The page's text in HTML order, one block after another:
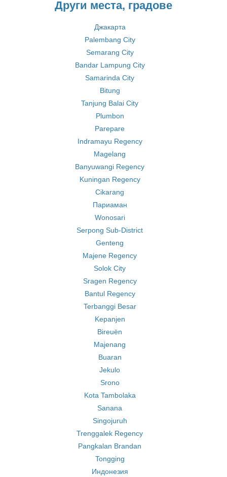
Други места, градове
Джакарта
Palembang City
Semarang City
Bandar Lampung City
Samarinda City
Bitung
Tanjung Balai City
Plumbon
Parepare
Indramayu Regency
Magelang
Banyuwangi Regency
Kuningan Regency
Cikarang
Париаман
Wonosari
Serpong Sub-District
Genteng
Majene Regency
Solok City
Sragen Regency
Bantul Regency
Terbanggi Besar
Kepanjen
Bireuën
Majenang
Buaran
Jekulo
Srono
Kota Tambolaka
Sanana
Singojuruh
Trenggalek Regency
Pangkalan Brandan
Tongging
Индонезия